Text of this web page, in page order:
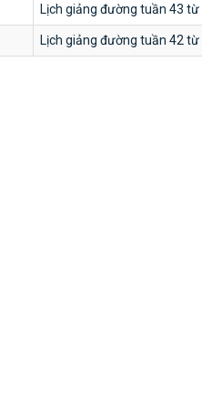
Lịch giảng đường tuần 43
Lịch giảng đường tuần 42